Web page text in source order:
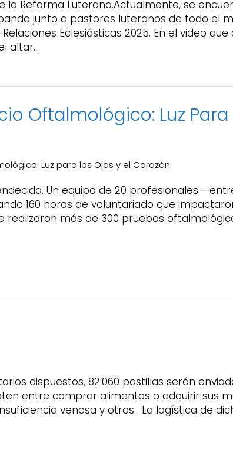
la Reforma Luterana.Actualmente, se
junto a pastores luteranos de todo el
Eclesiásticas 2025. En el video
altar…
Oftalmológico: Luz Para
Luz para los Ojos y el Corazón
Un equipo de 20 profesionales
160 horas de voluntariado que
más de 300 pruebas
dispuestos, 82.060 pastillas serán
entre comprar alimentos o adquirir sus
venosa y otros. La logística de